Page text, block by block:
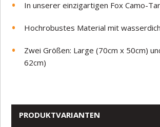
In unserer einzigartigen Fox Camo-
Hochrobustes Material mit
Zwei Größen: Large (70cm x 50cm)
62cm)
PRODUKTVARIANTEN